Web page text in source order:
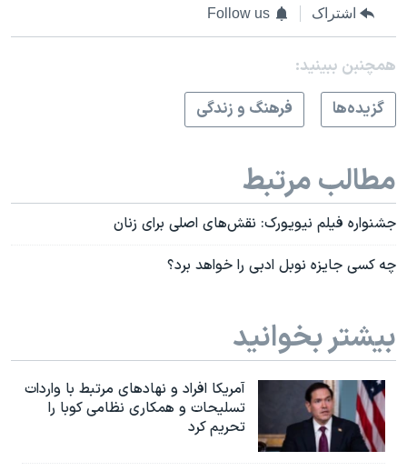
اشتراک Follow us
همچنبن ببینید:
گزيده‌ها
فرهنگ و زندگی
مطالب مرتبط
جشنواره فیلم نیویورک: نقش‌های اصلی برای زنان
چه کسی جایزه نوبل ادبی را خواهد برد؟
بیشتر بخوانید
آمریکا افراد و نهادهای مرتبط با واردات
تسلیحات و همکاری نظامی کوبا را
تحریم کرد